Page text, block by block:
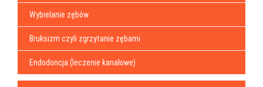
Wybielanie zębów
Bruksizm czyli zgrzytanie zębami
Endodoncja (leczenie kanałowe)